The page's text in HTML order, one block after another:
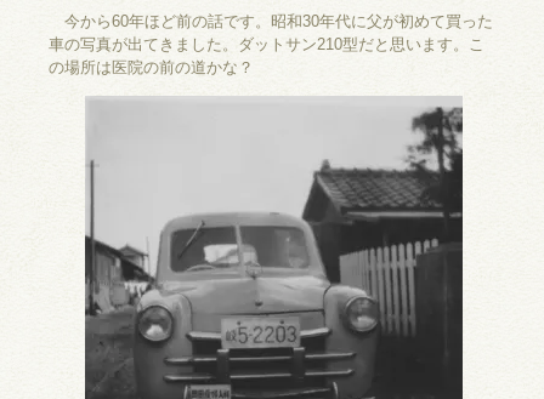
今から60年ほど前の話です。昭和30年代に父が初めて買った
車の写真が出てきました。ダットサン210型だと思います。こ
の場所は医院の前の道かな？